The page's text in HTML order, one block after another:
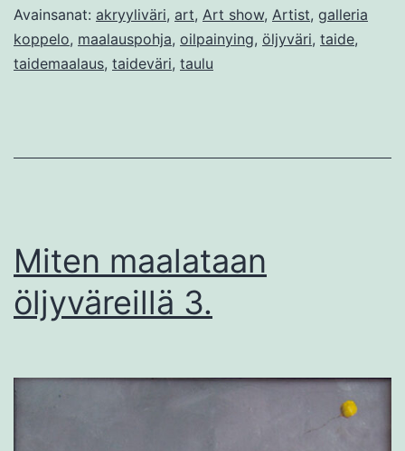
Avainsanat: akryyliväri, art, Art show, Artist, galleria
koppelo, maalauspohja, oilpainying, öljyväri, taide,
taidemaalaus, taideväri, taulu
Miten maalataan
öljyväreillä 3.